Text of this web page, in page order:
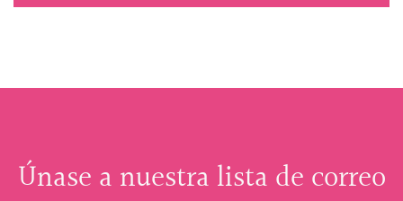
Únase a nuestra lista de correo